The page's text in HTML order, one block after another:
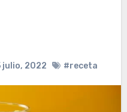
julio, 2022 #receta